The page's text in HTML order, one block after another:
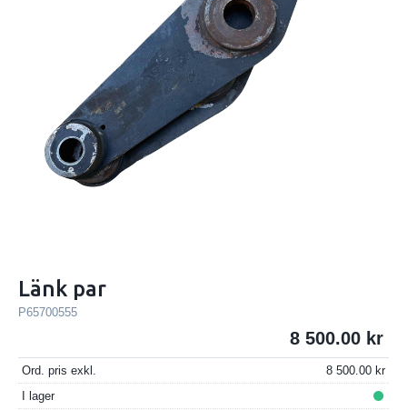
Länk par
P65700555
8 500.00
Ord. pris exkl.
8 500.00
I lager